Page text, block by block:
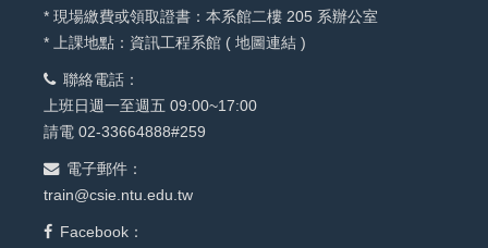
* 現場繳費或領取證書：本系館二樓 205 系辦公室
* 上課地點：資訊工程系館 ( 地圖連結 )
聯絡電話：
上班日週一至週五 09:00~17:00
請電 02-33664888#259
電子郵件：
train@csie.ntu.edu.tw
Facebook：